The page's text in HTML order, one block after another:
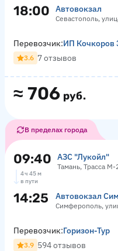
18:00 Автовокзал
Севастополь,
≈ 706 руб.
Перевозчик:ИП Кочкоров
3.6 7 отзывов
В пределах города
09:40 АЗС "Лукойл"
Тамань, Трасса
4 ч 45 м
в пути
14:25 Автовокзал
Симферополь,
Перевозчик:Горизон-Тур
3.9 594 отзывов